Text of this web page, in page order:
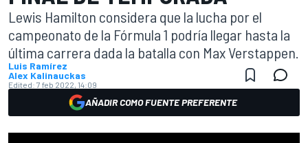
Lewis Hamilton considera que la lucha por el
campeonato de la Fórmula 1 podría llegar hasta la
última carrera dada la batalla con Max Verstappen.
Luis Ramírez
Alex Kalinauckas
Edited: 7 feb 2022, 14:09
AÑADIR COMO FUENTE PREFERENTE